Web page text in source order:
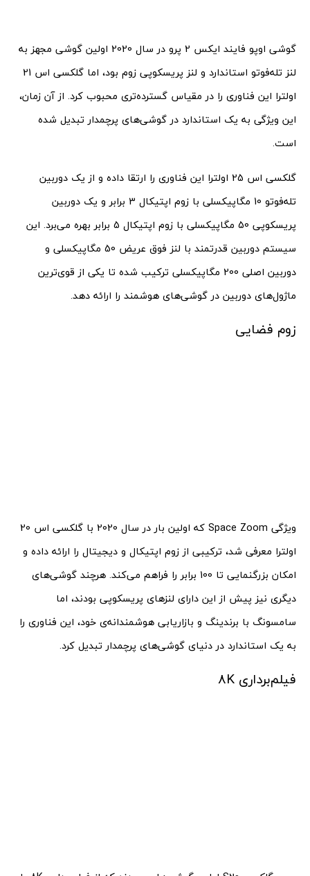
گوشی اوپو فایند ایکس 2 پرو در سال 2020 اولین گوشی مجهز به
لنز تله‌فوتو استاندارد و لنز پریسکوپی زوم بود، اما گلکسی اس 21
اولترا این فناوری را در مقیاس گسترده‌تری محبوب کرد. از آن زمان،
این ویژگی به یک استاندارد در گوشی‌های پرچمدار تبدیل شده
است.
گلکسی اس 25 اولترا این فناوری را ارتقا داده و از یک دوربین
تله‌فوتو 10 مگاپیکسلی با زوم اپتیکال 3 برابر و یک دوربین
پریسکوپی 50 مگاپیکسلی با زوم اپتیکال 5 برابر بهره می‌برد. این
سیستم دوربین قدرتمند با لنز فوق عریض 50 مگاپیکسلی و
دوربین اصلی 200 مگاپیکسلی ترکیب شده تا یکی از قوی‌ترین
ماژول‌های دوربین در گوشی‌های هوشمند را ارائه دهد.
زوم فضایی
ویژگی Space Zoom که اولین بار در سال 2020 با گلکسی اس 20
اولترا معرفی شد، ترکیبی از زوم اپتیکال و دیجیتال را ارائه داده و
امکان بزرگنمایی تا 100 برابر را فراهم می‌کند. هرچند گوشی‌های
دیگری نیز پیش از این دارای لنزهای پریسکوپی بودند، اما
سامسونگ با برندینگ و بازاریابی هوشمندانه‌ی خود، این فناوری را
به یک استاندارد در دنیای گوشی‌های پرچمدار تبدیل کرد.
فیلم‌برداری 8K